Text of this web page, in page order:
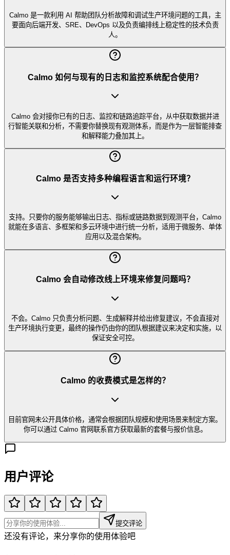
Calmo 是一款利用 AI 帮助团队分析故障和调试生产环境问题的工具，主
要面向后端开发、SRE、DevOps 以及负责编排线上稳定性的技术负责
人。
Calmo 如何与现有的日志和监控系统配合使用？
Calmo 会对接你已有的日志、监控和链路追踪平台，从中获取数据并进
行智能关联和分析，不需要你替换现有观测体系，而是作为一层智能排查
和解释能力叠加其上。
Calmo 是否支持多种编程语言和运行环境？
支持。只要你的服务能够输出日志、指标或链路数据到观测平台，Calmo
就能在多语言、多框架和多云环境中进行统一分析，适用于微服务、单体
应用以及混合架构。
Calmo 会自动修改线上环境来修复问题吗？
不会。Calmo 只负责分析问题、生成解释并给出修复建议，不会直接对
生产环境执行变更，最终的操作仍由你的团队根据建议来决定和实施，以
保证安全可控。
Calmo 的收费模式是怎样的？
目前官网未公开具体价格，通常会根据团队规模和使用场景来制定方案。
你可以通过 Calmo 官网联系官方获取最新的套餐与报价信息。
用户评论
提交评论
还没有评论，来分享你的使用体验吧